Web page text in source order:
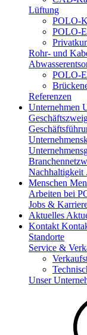
Lüftung
POLO-
POLO-
Rohr- und
POLO-
Referenzen
Unternehmen
Nachhaltigkeit
Menschen
Arbeiten bei
Jobs &
Aktuelles
Kontakt
Standorte
Service &
Unser